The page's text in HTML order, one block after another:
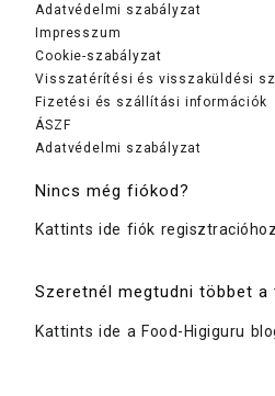
Adatvédelmi szabályzat
Impresszum
Cookie-szabályzat
Visszatérítési és visszaküldési
Fizetési és szállítási információk
ÁSZF
Adatvédelmi szabályzat
Nincs még fiókod?
Kattints ide fiók
Szeretnél megtudni többet a
Kattints ide a Food-Higiguru